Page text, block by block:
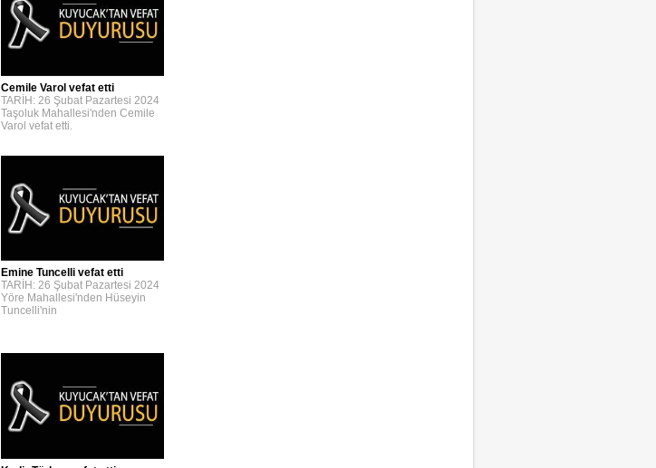
Cemile Varol vefat etti
TARİH: 26 Şubat Pazartesi 2024
Taşoluk Mahallesi'nden Cemile
Varol vefat etti.
Emine Tuncelli vefat etti
TARİH: 26 Şubat Pazartesi 2024
Yöre Mahallesi'nden Hüseyin
Tuncelli'nin